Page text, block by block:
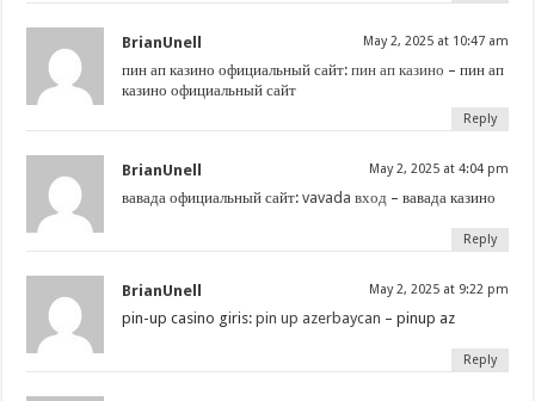
BrianUnell May 2, 2025 at 10:47 am
пин ап казино официальный сайт:пин ап казино – пин ап
казино официальный сайт
Reply
BrianUnell May 2, 2025 at 4:04 pm
вавада официальный сайт:vavada вход – вавада казино
Reply
BrianUnell May 2, 2025 at 9:22 pm
pin-up casino giris:pin up azerbaycan – pinup az
Reply